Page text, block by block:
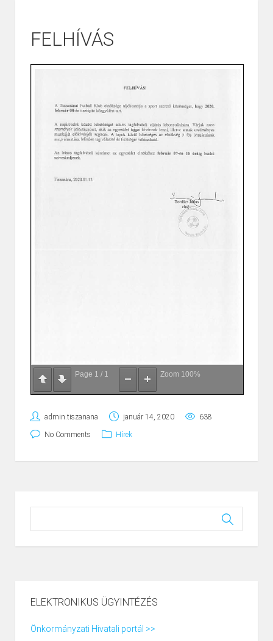
FELHÍVÁS
Page 1 / 1 Zoom 100%
admin.tiszanana január 14, 2020 638
No Comments Hírek
ELEKTRONIKUS ÜGYINTÉZÉS
Önkormányzati Hivatali portál >>